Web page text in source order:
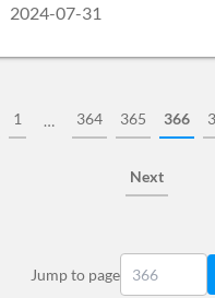
2024-07-31
1 … 364 365 366
Next
Jump to page